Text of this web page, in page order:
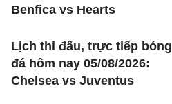
Benfica vs Hearts
Lịch thi đấu, trực tiếp bóng
đá hôm nay 05/08/2026:
Chelsea vs Juventus